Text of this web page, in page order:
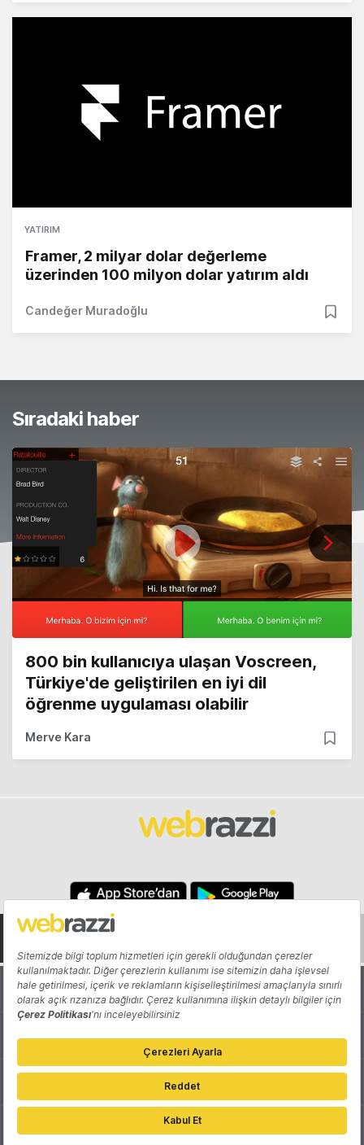
YATIRIM
Framer, 2 milyar dolar değerleme
üzerinden 100 milyon dolar yatırım aldı
Candeğer Muradoğlu
Sıradaki haber
800 bin kullanıcıya ulaşan Voscreen,
Türkiye'de geliştirilen en iyi dil
öğrenme uygulaması olabilir
Merve Kara
Hakkında Yazarlar
Katkıda Bulun Reklam